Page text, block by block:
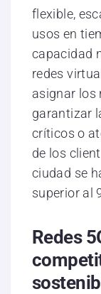
flexible,
usos en
capacidad
redes
asignar los
garantizar
críticos o
de los
ciudad se
superior al
Redes